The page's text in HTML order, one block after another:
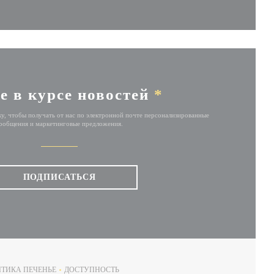
в курсе новостей *
чтобы получать от нас по электронной почте персонализированные
и маркетинговые предложения.
ПОДПИСАТЬСЯ
ПЕЧЕНЬЕ ДОСТУПНОСТЬ